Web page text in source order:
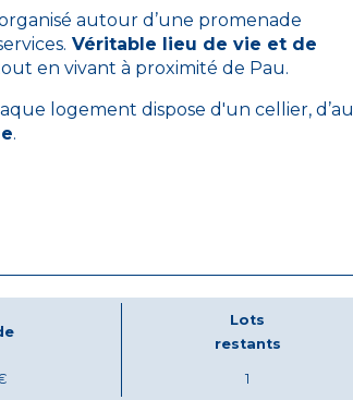
autour d’une promenade
Véritable lieu de vie et de
en vivant à proximité de Pau.
logement dispose d'un cellier, d’au
.
Lots
restants
1